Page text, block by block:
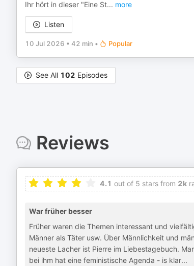
Ihr hört in dieser "Eine St... more
Listen
10 Jul 2026 • 42 min • Popular
See All 102 Episodes
Reviews
4.1 out of 5 stars from 2k
War früher besser
Früher waren die Themen interessant und
Männer als Täter usw. Über Männlichkeit und
neueste Lacher ist Pierre im Liebestagebuch.
bei ihm hat eine feministische Agenda - is klar...